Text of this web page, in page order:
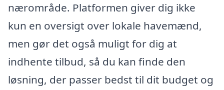
nærområde. Platformen giver dig ikke
kun en oversigt over lokale havemænd,
men gør det også muligt for dig at
indhente tilbud, så du kan finde den
løsning, der passer bedst til dit budget og